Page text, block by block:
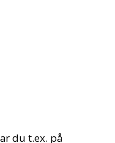
du t.ex. på